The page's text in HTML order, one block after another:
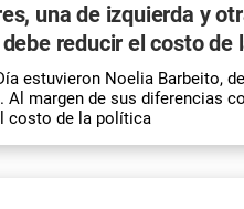
una de izquierda y
reducir el costo de
estuvieron Noelia Barbeito,
Al margen de sus diferencias
costo de la política